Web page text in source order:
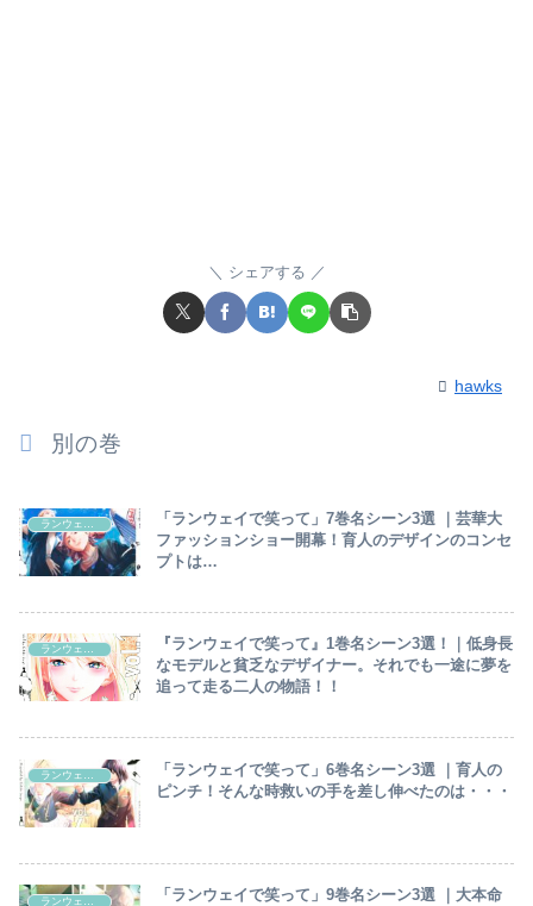
シェアする
hawks
別の巻
「ランウェイで笑って」7巻名シーン3選 ｜芸華大
ファッションショー開幕！育人のデザインのコンセ
プトは…
ランウェイで笑って
『ランウェイで笑って』1巻名シーン3選！｜低身長
なモデルと貧乏なデザイナー。それでも一途に夢を
追って走る二人の物語！！
「ランウェイで笑って」6巻名シーン3選 ｜育人の
ピンチ！そんな時救いの手を差し伸べたのは・・・
「ランウェイで笑って」9巻名シーン3選 ｜大本命